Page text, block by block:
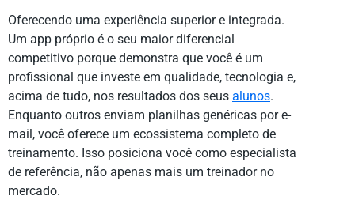
Oferecendo uma experiência superior e integrada.
Um app próprio é o seu maior diferencial
competitivo porque demonstra que você é um
profissional que investe em qualidade, tecnologia e,
acima de tudo, nos resultados dos seus alunos.
Enquanto outros enviam planilhas genéricas por e-
mail, você oferece um ecossistema completo de
treinamento. Isso posiciona você como especialista
de referência, não apenas mais um treinador no
mercado.